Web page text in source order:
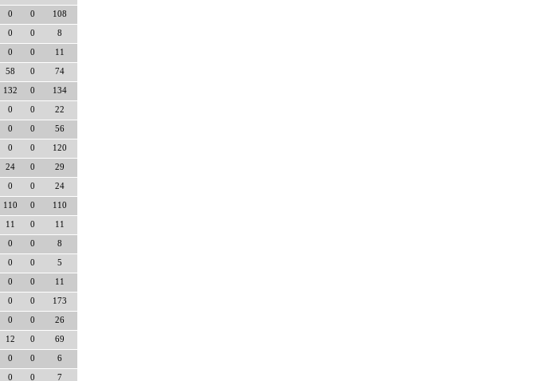
0 0 108
0 0 8
0 0 11
58 0 74
132 0 134
0 0 22
0 0 56
0 0 120
24 0 29
0 0 24
110 0 110
11 0 11
0 0 8
0 0 5
0 0 11
0 0 173
0 0 26
12 0 69
0 0 6
0 0 7